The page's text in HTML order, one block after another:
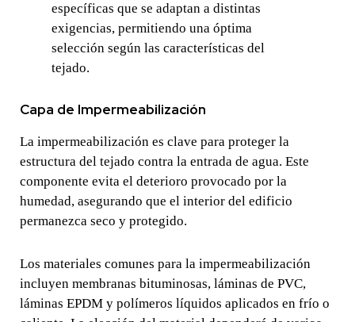
específicas que se adaptan a distintas
exigencias, permitiendo una óptima
selección según las características del
tejado.
Capa de Impermeabilización
La impermeabilización es clave para proteger la
estructura del tejado contra la entrada de agua. Este
componente evita el deterioro provocado por la
humedad, asegurando que el interior del edificio
permanezca seco y protegido.
Los materiales comunes para la impermeabilización
incluyen membranas bituminosas, láminas de PVC,
láminas EPDM y polímeros líquidos aplicados en frío o